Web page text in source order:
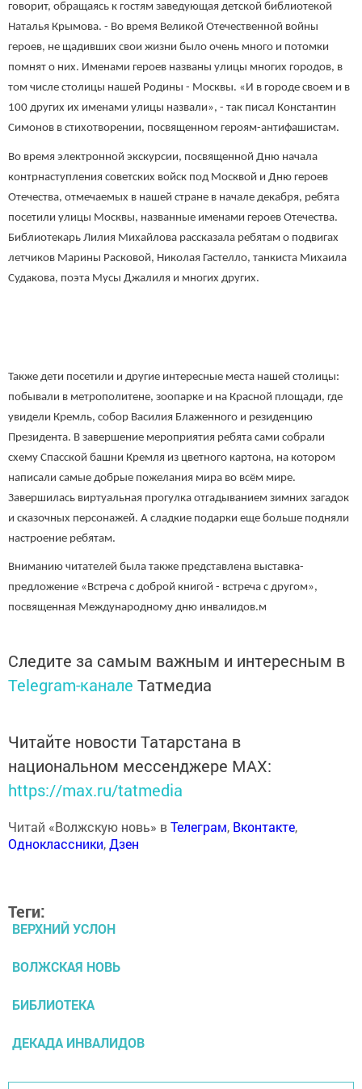
говорит, обращаясь к гостям заведующая детской библиотекой
Наталья Крымова. - Во время Великой Отечественной войны
героев, не щадивших свои жизни было очень много и потомки
помнят о них. Именами героев названы улицы многих городов, в
том числе столицы нашей Родины - Москвы. «И в городе своем и в
100 других их именами улицы назвали», - так писал Константин
Симонов в стихотворении, посвященном героям-антифашистам.
Во время электронной экскурсии, посвященной Дню начала
контрнаступления советских войск под Москвой и Дню героев
Отечества, отмечаемых в нашей стране в начале декабря, ребята
посетили улицы Москвы, названные именами героев Отечества.
Библиотекарь Лилия Михайлова рассказала ребятам о подвигах
летчиков Марины Расковой, Николая Гастелло, танкиста Михаила
Судакова, поэта Мусы Джалиля и многих других.
Также дети посетили и другие интересные места нашей столицы:
побывали в метрополитене, зоопарке и на Красной площади, где
увидели Кремль, собор Василия Блаженного и резиденцию
Президента. В завершение мероприятия ребята сами собрали
схему Спасской башни Кремля из цветного картона, на котором
написали самые добрые пожелания мира во всём мире.
Завершилась виртуальная прогулка отгадыванием зимних загадок
и сказочных персонажей. А сладкие подарки еще больше подняли
настроение ребятам.
Вниманию читателей была также представлена выставка-
предложение «Встреча с доброй книгой - встреча с другом»,
посвященная Международному дню инвалидов.м
Следите за самым важным и интересным в
Telegram-канале Татмедиа
Читайте новости Татарстана в
национальном мессенджере MАХ:
https://max.ru/tatmedia
Читай «Волжскую новь» вТелеграм, Вконтакте,
Одноклассники,Дзен
Теги:
ВЕРХНИЙ УСЛОН
ВОЛЖСКАЯ НОВЬ
БИБЛИОТЕКА
ДЕКАДА ИНВАЛИДОВ